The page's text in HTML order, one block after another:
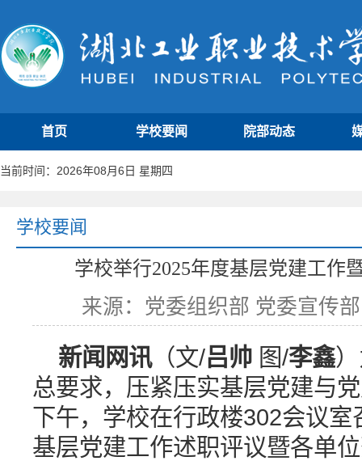
首页 学校要闻 院部动态
当前时间：2026年08月6日 星期四
学校要闻
学校举行2025年度基层党建工作
来源：党委组织部 党委宣传部
新闻网讯（文/吕帅 图/李鑫
总要求，压紧压实基层党建与
下午，学校在行政楼302会议
基层党建工作述职评议暨各单